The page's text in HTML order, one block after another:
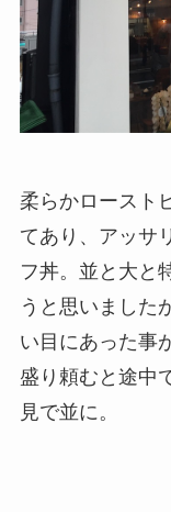
柔らかロースト
てあり、アッサ
フ丼。並と大と
うと思いました
い目にあった事
盛り頼むと途中
見で並に。